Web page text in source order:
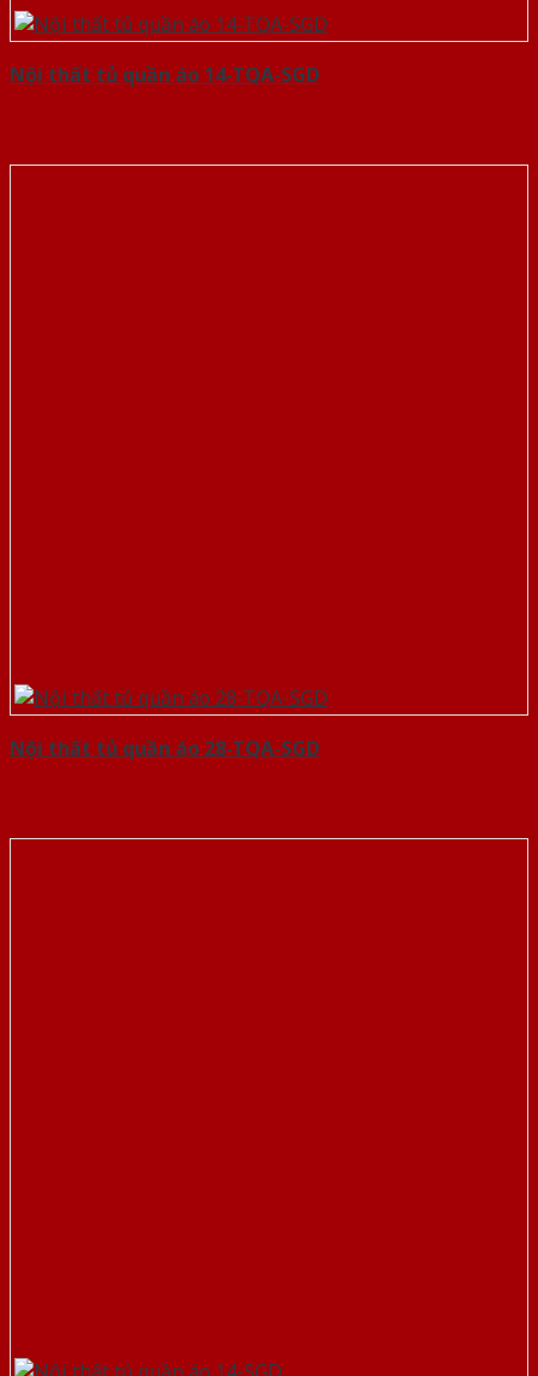
Nội thất tủ quần áo 14-TQA-SGD
Nội thất tủ quần áo 28-TQA-SGD